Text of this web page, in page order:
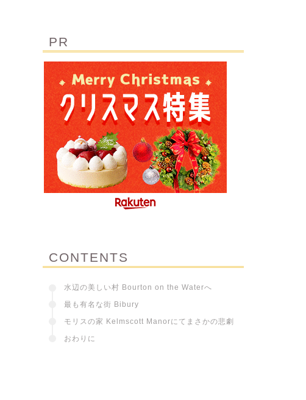
PR
CONTENTS
水辺の美しい村 Bourton on the Waterへ
最も有名な街 Bibury
モリスの家 Kelmscott Manorにてまさかの悲劇
おわりに